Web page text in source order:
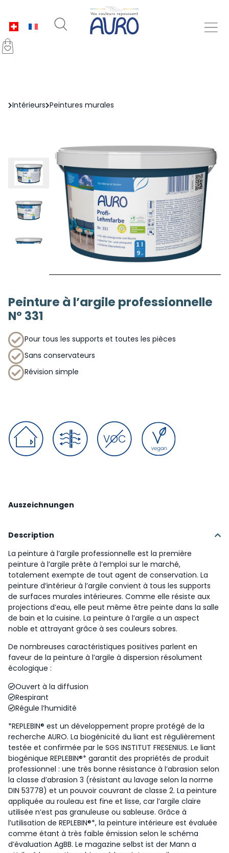
Intérieurs Peintures murales
Peinture à l’argile professionnelle
N° 331
Pour tous les supports et toutes les pièces
Sans conservateurs
Révision simple
Auszeichnungen
Description
La peinture à l’argile professionnelle est la première
peinture à l’argile prête à l’emploi sur le marché,
totalement exempte de tout agent de conservation. La
peinture d’intérieur à l’argile convient à tous les supports
de surfaces murales intérieures. Comme elle résiste aux
projections d’eau, elle peut même être peinte dans la salle
de bain et la cuisine. La peinture à l’argile a un aspect
noble et attrayant grâce à ses couleurs sobres.
De nombreuses caractéristiques positives parlent en
faveur de la peinture à l’argile à dispersion résolument
écologique :
Ouvert à la diffusion
Respirant
Régule l’humidité
*REPLEBIN® est un développement propre protégé de la
recherche AURO. La biogénicité du liant est régulièrement
testée et confirmée par le SGS INSTITUT FRESENIUS. Le liant
biogénique REPLEBIN®* garantit des propriétés de produit
professionnel : une très bonne résistance à l’abrasion selon
la classe d’abrasion 3 (résistant au lavage selon la norme
DIN 53778) et un pouvoir couvrant de classe 2. La peinture
appliquée au rouleau est fine et lisse, car l’argile claire
utilisée n’est pas granuleuse ou sableuse. Grâce à
l’utilisation de REPLEBIN®*, la peinture intérieure est évaluée
comme étant à très faible émission selon le schéma
d’évaluation AgBB. Le magazine selbst ist der Mann a